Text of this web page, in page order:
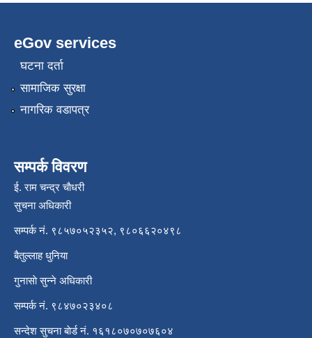
eGov services
घटना दर्ता
सामाजिक सुरक्षा
नागरिक वडापत्र
सम्पर्क विवरण
ई. राम चन्द्र चाैधरी
सुचना अधिकारी
सम्पर्क नं. ९८५७०५२३५२, ९८०६६२०४९८
बैतुल्लाह धुनिया
गुनासाे सुन्ने अधिकारी
सम्पर्क नं. ९८४७०२३४०८
सन्देश सुचना बाेर्ड नं. १६१८०७०७०७६०४